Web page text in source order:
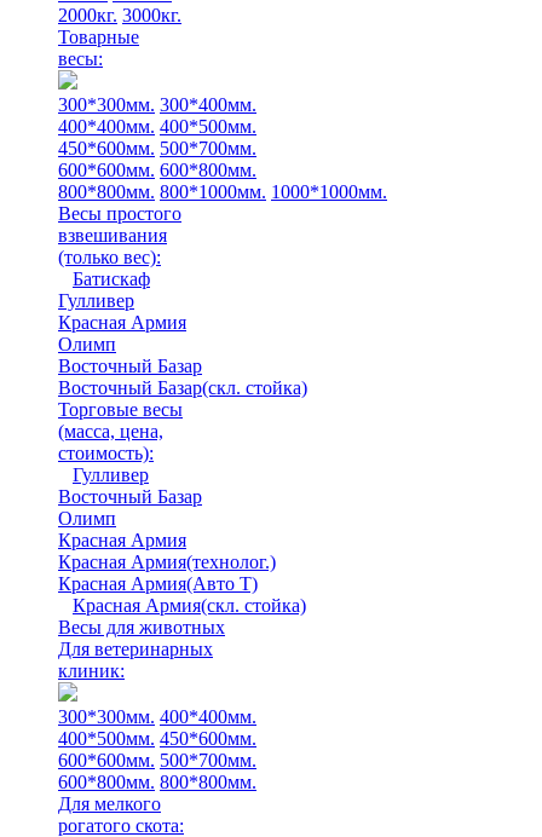
2000кг. 3000кг.
Товарные
весы:
300*300мм. 300*400мм.
400*400мм. 400*500мм.
450*600мм. 500*700мм.
600*600мм. 600*800мм.
800*800мм. 800*1000мм. 1000*1000мм.
Весы простого
взвешивания
(только вес):
Батискаф
Гулливер
Красная Армия
Олимп
Восточный Базар
Восточный Базар(скл. стойка)
Торговые весы
(масса, цена,
стоимость):
Гулливер
Восточный Базар
Олимп
Красная Армия
Красная Армия(технолог.)
Красная Армия(Авто Т)
Красная Армия(скл. стойка)
Весы для животных
Для ветеринарных
клиник:
300*300мм. 400*400мм.
400*500мм. 450*600мм.
600*600мм. 500*700мм.
600*800мм. 800*800мм.
Для мелкого
рогатого скота: